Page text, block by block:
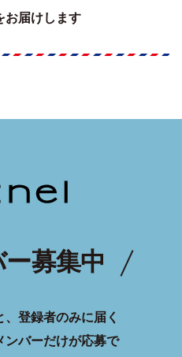
お届けします
募集中
登録者のみに届く
ンバーだけが応募で